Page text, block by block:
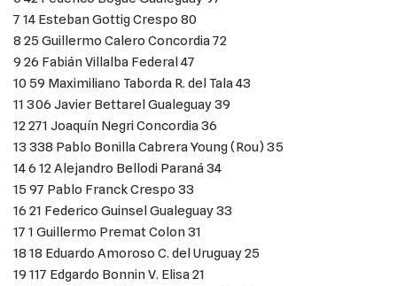
7 14 Esteban Gottig Crespo 80
8 25 Guillermo Calero Concordia 72
9 26 Fabián Villalba Federal 47
10 59 Maximiliano Taborda R. del Tala 43
11 306 Javier Bettarel Gualeguay 39
12 271 Joaquín Negri Concordia 36
13 338 Pablo Bonilla Cabrera Young (Rou) 35
14 6 12 Alejandro Bellodi Paraná 34
15 97 Pablo Franck Crespo 33
16 21 Federico Guinsel Gualeguay 33
17 1 Guillermo Premat Colon 31
18 18 Eduardo Amoroso C. del Uruguay 25
19 117 Edgardo Bonnin V. Elisa 21